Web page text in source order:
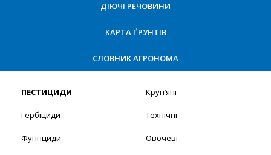
ДІЮЧІ РЕЧОВИНИ
КАРТА ҐРУНТІВ
СЛОВНИК АГРОНОМА
ПЕСТИЦИДИ
Гербіциди
Фунгіциди
Круп’яні
Технічні
Овочеві